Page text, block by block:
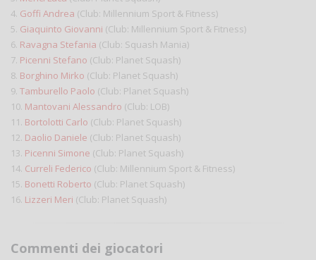
4. Goffi Andrea (Club: Millennium Sport & Fitness)
5. Giaquinto Giovanni (Club: Millennium Sport & Fitness)
6. Ravagna Stefania (Club: Squash Mania)
7. Picenni Stefano (Club: Planet Squash)
8. Borghino Mirko (Club: Planet Squash)
9. Tamburello Paolo (Club: Planet Squash)
10. Mantovani Alessandro (Club: LOB)
11. Bortolotti Carlo (Club: Planet Squash)
12. Daolio Daniele (Club: Planet Squash)
13. Picenni Simone (Club: Planet Squash)
14. Curreli Federico (Club: Millennium Sport & Fitness)
15. Bonetti Roberto (Club: Planet Squash)
16. Lizzeri Meri (Club: Planet Squash)
Commenti dei giocatori